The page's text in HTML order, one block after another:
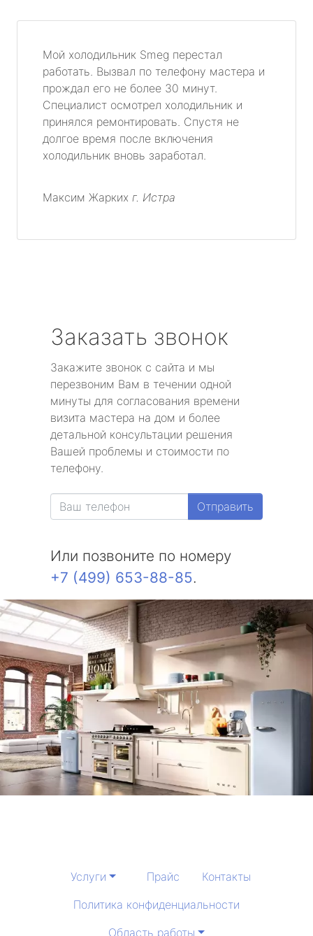
Мой холодильник Smeg перестал
работать. Вызвал по телефону мастера и
прождал его не более 30 минут.
Специалист осмотрел холодильник и
принялся ремонтировать. Спустя не
долгое время после включения
холодильник вновь заработал.
Максим Жарких г. Истра
Заказать звонок
Закажите звонок с сайта и мы
перезвоним Вам в течении одной
минуты для согласования времени
визита мастера на дом и более
детальной консультации решения
Вашей проблемы и стоимости по
телефону.
Отправить
Или позвоните по номеру
+7 (499) 653-88-85.
Услуги Прайс
Контакты
Политика конфиденциальности
Область работы